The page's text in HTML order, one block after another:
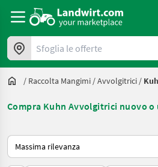
Sfoglia le offerte
/ Raccolta Mangimi /Avvolgitrici /
Compra Kuhn Avvolgitrici nuovo o
Ecco come viene ordinato su